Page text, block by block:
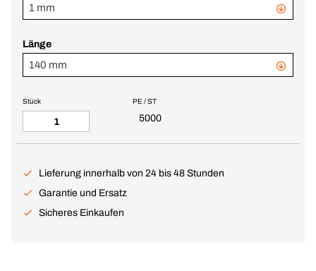
1 mm
Länge
140 mm
PE / ST
5000
Stück
Lieferung innerhalb von 24 bis 48 Stunden
Garantie und Ersatz
Sicheres Einkaufen